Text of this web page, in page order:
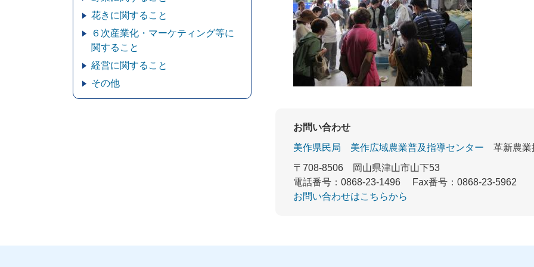
お問い合わせ
美作県民局
美作広域農業普及指導センター
革新農業
〒708-8506
岡山県津山市山下53
電話番号：0868-23-1496
Fax番号：0868-23-5962
お問い合わせはこちらから
花きに関すること
６次産業化・マーケティング等に
関すること
経営に関すること
その他